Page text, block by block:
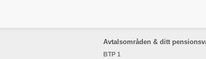
Avtalsområden & ditt
BTP 1